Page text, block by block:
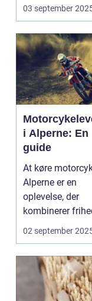
uden...
03 september
i Alperne: En
guide
At køre
Alperne er en
oplevelse, der
kombinerer
to hjul med no...
02 september